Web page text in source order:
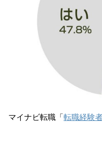
マイナビ転職「転職経験